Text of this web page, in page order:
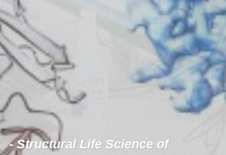
- Structural Life Science of
- Structural Life Science of
- Structural Life Science of